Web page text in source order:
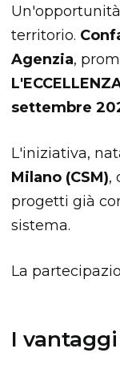
territorio.
Agenzia,
settembre
L'iniziativa,
Milano (CSM),
progetti già
sistema.
La
I